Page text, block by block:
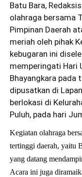
Batu Bara,
olahraga bersama
Pimpinan Daerah
meriah oleh pihak
kebugaran ini
memperingati Hari
Bhayangkara pada
dipusatkan di
berlokasi di
Puluh, pada hari
Kegiatan olahraga
tertinggi daerah, yaitu
yang datang
Acara ini juga